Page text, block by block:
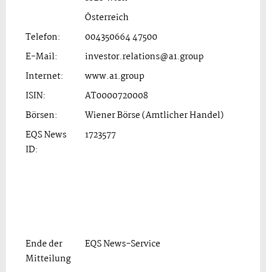
Österreich
Telefon:
004350664 47500
E-Mail:
investor.relations@a1.group
Internet:
www.a1.group
ISIN:
AT0000720008
Börsen:
Wiener Börse (Amtlicher Handel)
EQS News
ID:
1723577
Ende der
Mitteilung
EQS News-Service